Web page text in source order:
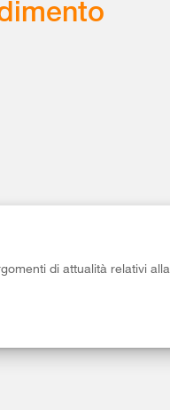
di attualità relativi alla